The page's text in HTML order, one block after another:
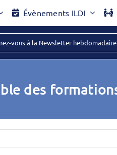
Évènements ILDI
vous à la Newsletter hebdomadaire
des